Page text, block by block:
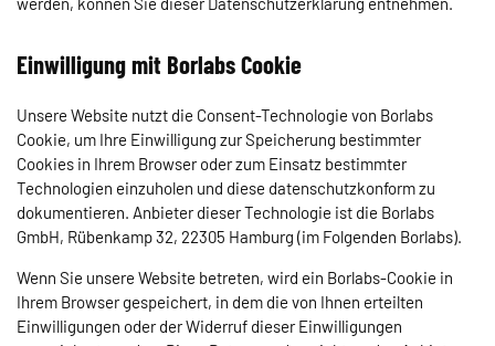
Einwilligung mit Borlabs Cookie
Unsere Website nutzt die Consent-Technologie von Borlabs
Cookie, um Ihre Einwilligung zur Speicherung bestimmter
Cookies in Ihrem Browser oder zum Einsatz bestimmter
Technologien einzuholen und diese datenschutzkonform zu
dokumentieren. Anbieter dieser Technologie ist die Borlabs
GmbH, Rübenkamp 32, 22305 Hamburg (im Folgenden Borlabs).
Wenn Sie unsere Website betreten, wird ein Borlabs-Cookie in
Ihrem Browser gespeichert, in dem die von Ihnen erteilten
Einwilligungen oder der Widerruf dieser Einwilligungen